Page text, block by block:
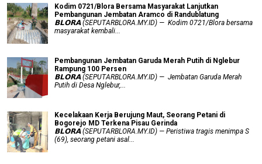
Kodim 0721/Blora Bersama Masyarakat Lanjutkan
Pembangunan Jembatan Aramco di Randublatung
𝗕𝗟𝗢𝗥𝗔 (SEPUTARBLORA.MY.ID) — Kodim 0721/Blora bersama
masyarakat kembali...
Pembangunan Jembatan Garuda Merah Putih di Nglebur
Rampung 100 Persen
𝗕𝗟𝗢𝗥𝗔 (SEPUTARBLORA.MY.ID) — Jembatan Garuda Merah
Putih di Desa Nglebur,...
Kecelakaan Kerja Berujung Maut, Seorang Petani di
Bogorejo MD Terkena Pisau Gerinda
𝗕𝗟𝗢𝗥𝗔 (SEPUTARBLORA.MY.ID) — Peristiwa tragis menimpa S
(69), seorang petani asal...